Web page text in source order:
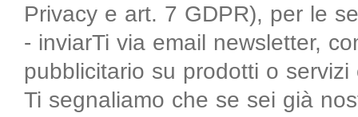
Privacy e art. 7 GDPR), per le
- inviarTi via email newsletter,
pubblicitario su prodotti o
Ti segnaliamo che se sei già